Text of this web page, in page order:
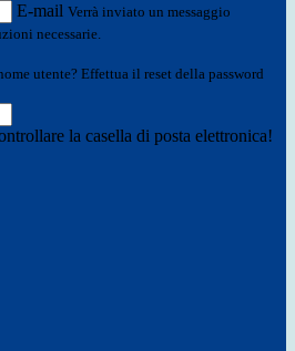
E-mail Verrà inviato un messaggio
necessarie.
utente? Effettua il reset della password
la casella di posta elettronica!